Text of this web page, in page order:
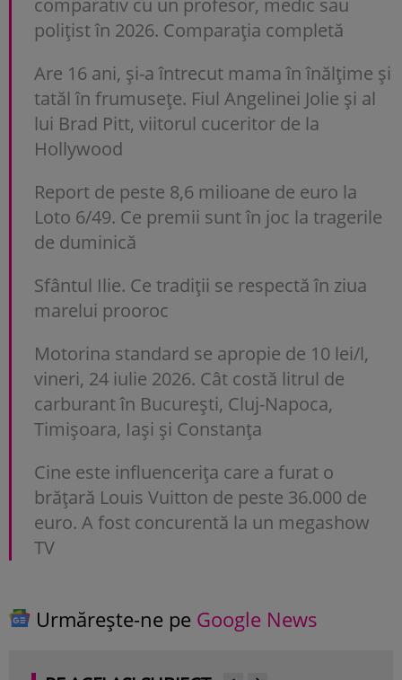
polițist în 2026. Comparația completă
Are 16 ani, și-a întrecut mama în înălțime și
tatăl în frumusețe. Fiul Angelinei Jolie și al
lui Brad Pitt, viitorul cuceritor de la
Hollywood
Report de peste 8,6 milioane de euro la
Loto 6/49. Ce premii sunt în joc la tragerile
de duminică
Sfântul Ilie. Ce tradiții se respectă în ziua
marelui prooroc
Motorina standard se apropie de 10 lei/l,
vineri, 24 iulie 2026. Cât costă litrul de
carburant în București, Cluj-Napoca,
Timișoara, Iași și Constanța
Cine este influencerița care a furat o
brățară Louis Vuitton de peste 36.000 de
euro. A fost concurentă la un megashow
TV
Urmărește-ne pe Google News